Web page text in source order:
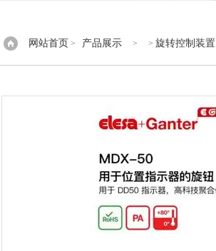
网站首页 > 产品展示 > > 旋转控制装置